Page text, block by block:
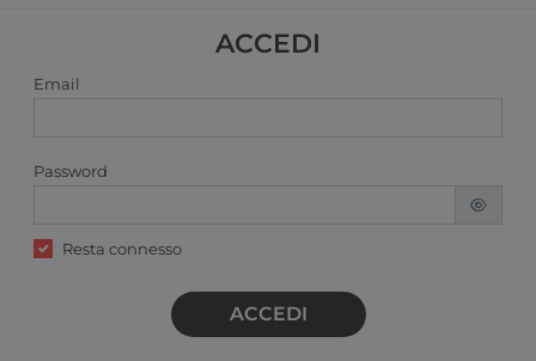
ACCEDI
Email
Password
Resta connesso
ACCEDI